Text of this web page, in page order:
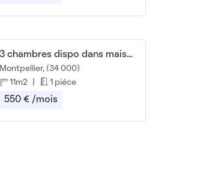
3 chambres dispo dans maison/colocation sept 2024
Montpellier, (34 000)
11m2
1 piéce
550 € /mois